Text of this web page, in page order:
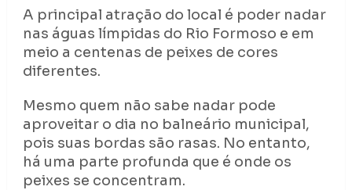
A principal atração do local é poder nadar
nas águas límpidas do Rio Formoso e em
meio a centenas de peixes de cores
diferentes.
Mesmo quem não sabe nadar pode
aproveitar o dia no balneário municipal,
pois suas bordas são rasas. No entanto,
há uma parte profunda que é onde os
peixes se concentram.